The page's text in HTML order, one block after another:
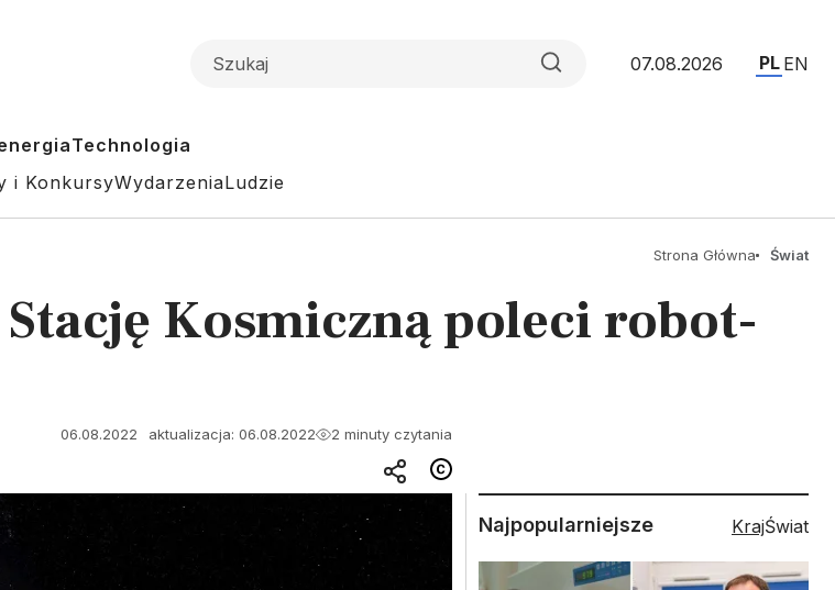
07.08.2026 PL EN
Technologia
i KonkursyWydarzeniaLudzie
Strona Główna Świat
Kosmiczną poleci robot-
06.08.2022 aktualizacja: 06.08.2022 2 minuty czytania
Najpopularniejsze KrajŚwiat